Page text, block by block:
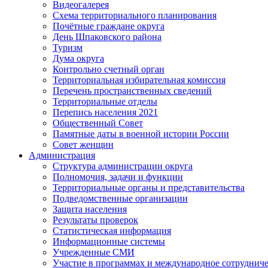
Видеогалерея
Схема территориального планирования
Почётные граждане округа
День Шпаковского района
Туризм
Дума округа
Контрольно счетный орган
Территориальная избирательная комиссия
Перечень пространственных сведений
Территориальные отделы
Перепись населения 2021
Общественный Совет
Памятные даты в военной истории России
Совет женщин
Администрация
Структура администрации округа
Полномочия, задачи и функции
Территориальные органы и представительства
Подведомственные организации
Защита населения
Результаты проверок
Статистическая информация
Информационные системы
Учрежденные СМИ
Участие в программах и международное